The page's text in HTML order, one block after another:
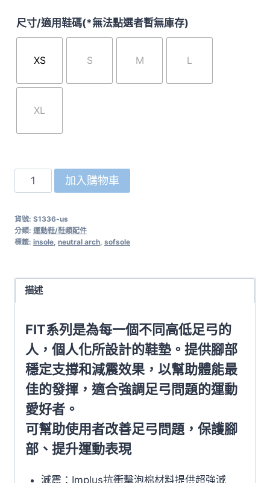
尺寸/適用鞋碼(*無法點選者暫無庫存)
XS S M L
XL
國
一
般
憶
FIT
NEUTRAL
ARCH
S1336
加入購物車
貨號: S1336-us
分類: 運動鞋/鞋類配件
標籤: insole neutral arch sofsole
描述
FIT系列是為每一個不同高低足弓的
人，個人化所設計的鞋墊。提供腳部
穩定支撐和減震效果，以幫助體能最
佳的發揮，適合強調足弓問題的運動
愛好者。
可幫助使用者改善足弓問題，保護腳
部、提升運動表現
減震：Implus抗衝擊泡棉材料提供超強減